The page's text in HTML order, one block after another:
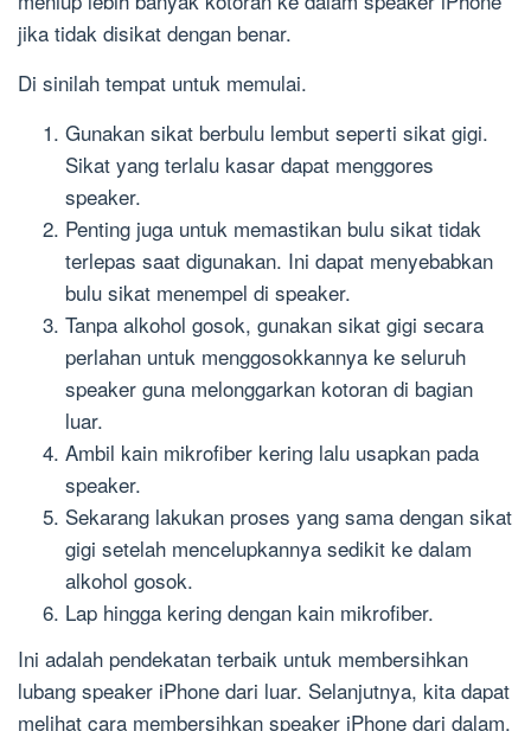
jika tidak disikat dengan benar.
Di sinilah tempat untuk memulai.
Gunakan sikat berbulu lembut seperti sikat gigi.
Sikat yang terlalu kasar dapat menggores
speaker.
Penting juga untuk memastikan bulu sikat tidak
terlepas saat digunakan. Ini dapat menyebabkan
bulu sikat menempel di speaker.
Tanpa alkohol gosok, gunakan sikat gigi secara
perlahan untuk menggosokkannya ke seluruh
speaker guna melonggarkan kotoran di bagian
luar.
Ambil kain mikrofiber kering lalu usapkan pada
speaker.
Sekarang lakukan proses yang sama dengan sikat
gigi setelah mencelupkannya sedikit ke dalam
alkohol gosok.
Lap hingga kering dengan kain mikrofiber.
Ini adalah pendekatan terbaik untuk membersihkan
lubang speaker iPhone dari luar. Selanjutnya, kita dapat
melihat cara membersihkan speaker iPhone dari dalam.